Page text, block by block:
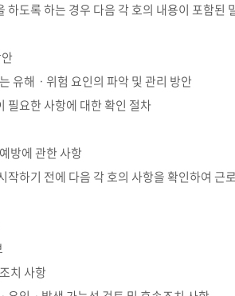
도록 하는 경우 다음 각 호의 내용이 포함된
유해ㆍ위험 요인의 파악 및 관리 방안
필요한 사항에 대한 확인 절차
방에 관한 사항
하기 전에 다음 각 호의 사항을 확인하여 근
치 사항